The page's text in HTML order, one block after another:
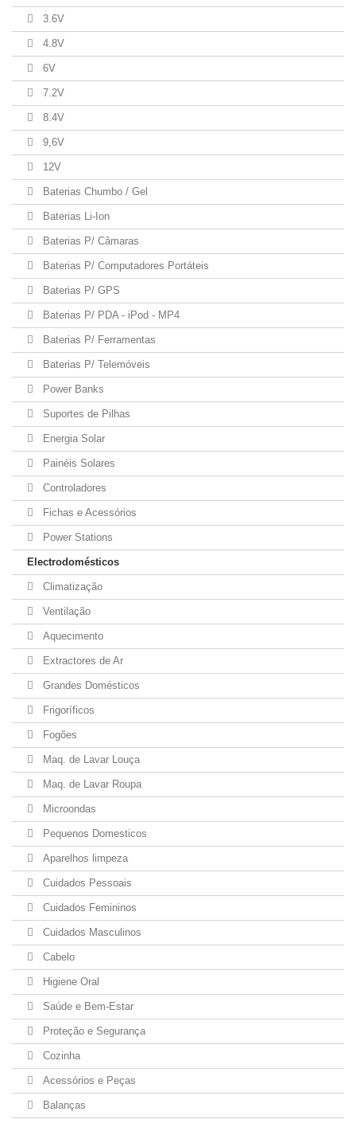
3.6V
4.8V
6V
7.2V
8.4V
9,6V
12V
Baterias Chumbo / Gel
Baterias Li-Ion
Baterias P/ Câmaras
Baterias P/ Computadores Portáteis
Baterias P/ GPS
Baterias P/ PDA - iPod - MP4
Baterias P/ Ferramentas
Baterias P/ Telemóveis
Power Banks
Suportes de Pilhas
Energia Solar
Painéis Solares
Controladores
Fichas e Acessórios
Power Stations
Electrodomésticos
Climatização
Ventilação
Aquecimento
Extractores de Ar
Grandes Domésticos
Frigoríficos
Fogões
Maq. de Lavar Louça
Maq. de Lavar Roupa
Microondas
Pequenos Domesticos
Aparelhos limpeza
Cuidados Pessoais
Cuidados Femininos
Cuidados Masculinos
Cabelo
Higiene Oral
Saúde e Bem-Estar
Proteção e Segurança
Cozinha
Acessórios e Peças
Balanças